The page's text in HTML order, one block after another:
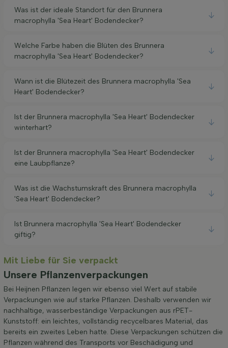
Was ist der ideale Standort für den Brunnera
macrophylla 'Sea Heart' Bodendecker?
Welche Farbe haben die Blüten des Brunnera
macrophylla 'Sea Heart' Bodendecker?
Wann ist die Blütezeit des Brunnera macrophylla 'Sea
Heart' Bodendecker?
Ist der Brunnera macrophylla 'Sea Heart' Bodendecker
winterhart?
Ist der Brunnera macrophylla 'Sea Heart' Bodendecker
eine Laubpflanze?
Was ist die Wachstumskraft des Brunnera macrophylla
'Sea Heart' Bodendecker?
Ist Brunnera macrophylla 'Sea Heart' Bodendecker
giftig?
Mit Liebe für Sie verpackt
Unsere Pflanzenverpackungen
Bei Heijnen Pflanzen legen wir ebenso viel Wert auf stabile
Verpackungen wie auf starke Pflanzen. Deshalb verwenden wir
nachhaltige, wasserbeständige Verpackungen aus rPET-
Kunststoff: ein leichtes, vollständig recycelbares Material, das
bereits ein zweites Leben hatte. Diese Verpackungen schützen die
Pflanzen während des Transports vor Beschädigung und